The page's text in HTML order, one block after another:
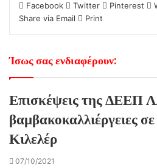
Facebook Twitter Pinterest
Share via Email
Print
Ίσως σας ενδιαφέρουν:
Επισκέψεις της ΔΕΕΠ
βαμβακοκαλλιέργειες
Κιλελέρ
07/10/2021